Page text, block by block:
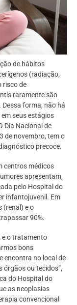
de hábitos
(radiação,
risco de
raramente são
forma, não há
seus estágios
Dia Nacional de
de novembro, tem o
precoce.
centros médicos
apresentam,
pelo Hospital do
infantojuvenil. Em
(renal) e o
90%.
e o tratamento
bons
encontra no local de
órgãos ou tecidos”,
do Hospital do
as neoplasias
convencional